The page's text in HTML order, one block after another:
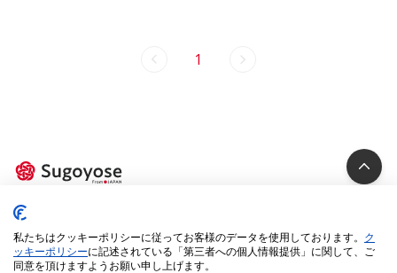
1
Privacy Policy
Cookie Policy
Specified Commercial Transactions Act
私たちはクッキーポリシーに従ってお客様のデータを使用しております。 ク
ッキーポリシーに記述されている「第三者への個人情報提供」に関して、ご
同意を頂けますようお願い申し上げます。